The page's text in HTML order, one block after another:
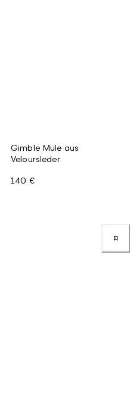
Gimble Mule aus
Veloursleder
140 €